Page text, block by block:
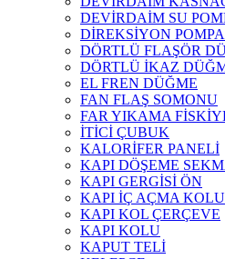
DEVİRDAİM SU
DİREKSİYON
DÖRTLÜ FLAŞÖR
DÖRTLÜ İKAZ
EL FREN DÜĞME
FAN FLAŞ SOMONU
FAR YIKAMA
İTİCİ ÇUBUK
KALORİFER PANELİ
KAPI DÖŞEME
KAPI GERGİSİ ÖN
KAPI İÇ AÇMA KOLU
KAPI KOL ÇERÇEVE
KAPI KOLU
KAPUT TELİ